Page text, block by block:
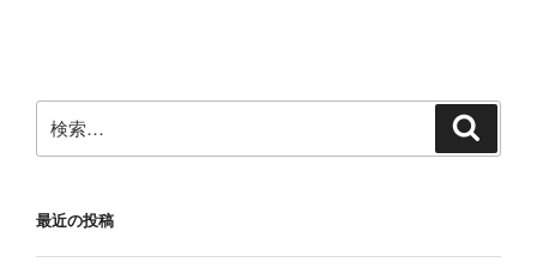
索:
最近の投稿